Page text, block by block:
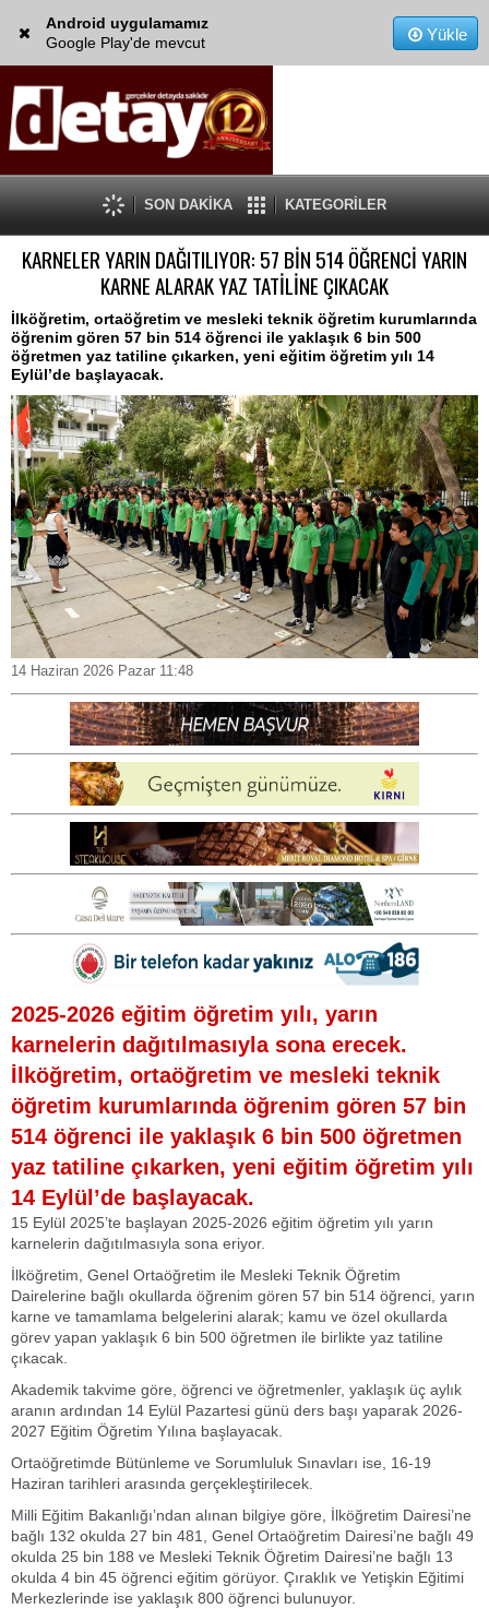
Android uygulamamız
Google Play'de mevcut
Yükle
SON DAKİKA KATEGORİLER
KARNELER YARIN DAĞITILIYOR: 57 BİN 514 ÖĞRENCİ YARIN
KARNE ALARAK YAZ TATİLİNE ÇIKACAK
İlköğretim, ortaöğretim ve mesleki teknik öğretim kurumlarında
öğrenim gören 57 bin 514 öğrenci ile yaklaşık 6 bin 500
öğretmen yaz tatiline çıkarken, yeni eğitim öğretim yılı 14
Eylül’de başlayacak.
14 Haziran 2026 Pazar 11:48
2025-2026 eğitim öğretim yılı, yarın
karnelerin dağıtılmasıyla sona erecek.
İlköğretim, ortaöğretim ve mesleki teknik
öğretim kurumlarında öğrenim gören 57 bin
514 öğrenci ile yaklaşık 6 bin 500 öğretmen
yaz tatiline çıkarken, yeni eğitim öğretim yılı
14 Eylül’de başlayacak.
15 Eylül 2025’te başlayan 2025-2026 eğitim öğretim yılı yarın
karnelerin dağıtılmasıyla sona eriyor.
İlköğretim, Genel Ortaöğretim ile Mesleki Teknik Öğretim
Dairelerine bağlı okullarda öğrenim gören 57 bin 514 öğrenci, yarın
karne ve tamamlama belgelerini alarak; kamu ve özel okullarda
görev yapan yaklaşık 6 bin 500 öğretmen ile birlikte yaz tatiline
çıkacak.
Akademik takvime göre, öğrenci ve öğretmenler, yaklaşık üç aylık
aranın ardından 14 Eylül Pazartesi günü ders başı yaparak 2026-
2027 Eğitim Öğretim Yılına başlayacak.
Ortaöğretimde Bütünleme ve Sorumluluk Sınavları ise, 16-19
Haziran tarihleri arasında gerçekleştirilecek.
Milli Eğitim Bakanlığı’ndan alınan bilgiye göre, İlköğretim Dairesi’ne
bağlı 132 okulda 27 bin 481, Genel Ortaöğretim Dairesi’ne bağlı 49
okulda 25 bin 188 ve Mesleki Teknik Öğretim Dairesi’ne bağlı 13
okulda 4 bin 45 öğrenci eğitim görüyor. Çıraklık ve Yetişkin Eğitimi
Merkezlerinde ise yaklaşık 800 öğrenci bulunuyor.